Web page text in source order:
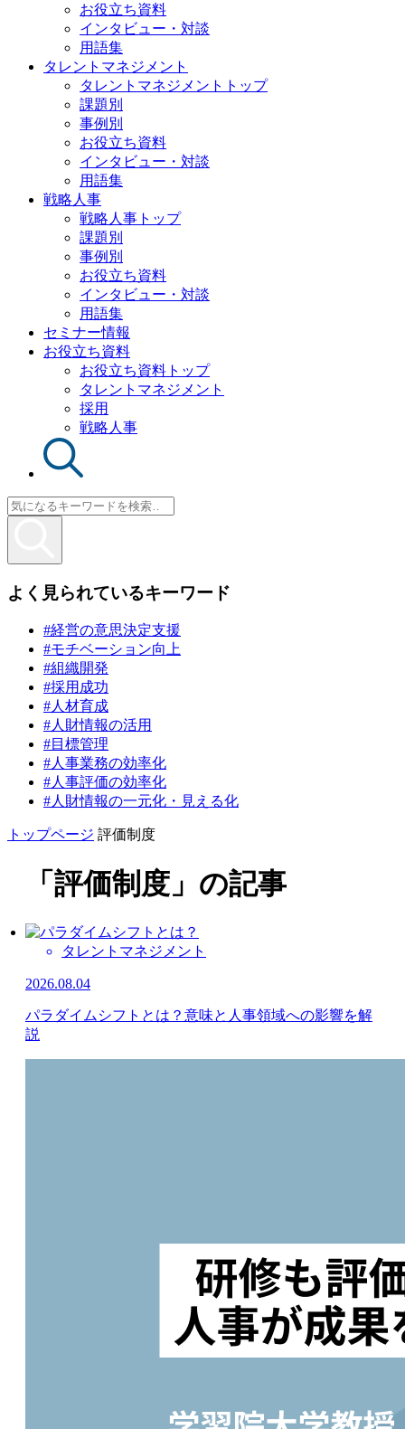
お役立ち資料
インタビュー・対談
用語集
タレントマネジメント
タレントマネジメントトップ
課題別
事例別
お役立ち資料
インタビュー・対談
用語集
戦略人事
戦略人事トップ
課題別
事例別
お役立ち資料
インタビュー・対談
用語集
セミナー情報
お役立ち資料
お役立ち資料トップ
タレントマネジメント
採用
戦略人事
よく見られているキーワード
#経営の意思決定支援
#モチベーション向上
#組織開発
#採用成功
#人材育成
#人財情報の活用
#目標管理
#人事業務の効率化
#人事評価の効率化
#人財情報の一元化・見える化
トップページ 評価制度
「評価制度」の記事
タレントマネジメント
2026.08.04
パラダイムシフトとは？意味と人事領域への影響を解
説